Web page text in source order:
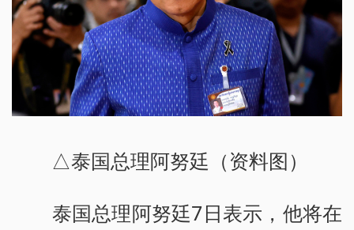
△泰国总理阿努廷（资料图）
泰国总理阿努廷7日表示，他将在